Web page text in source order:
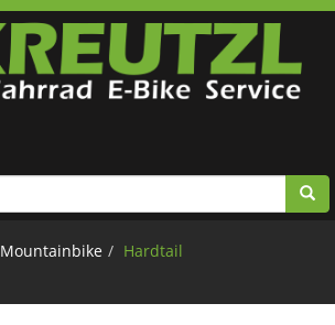
Mountainbike Hardtail